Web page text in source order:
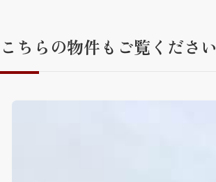
こちらの物件もご覧ください